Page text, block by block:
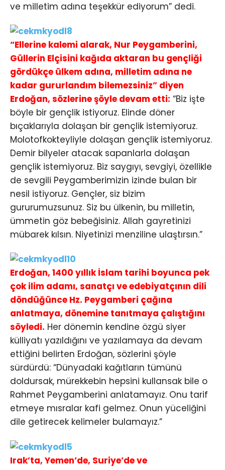
ve milletim adına teşekkür ediyorum” dedi.
“Ellerine kalemi alarak, Nur Peygamberini,
Güllerin Elçisini kağıda aktaran bu gençliği
gördükçe ülkem adına, milletim adına ne
kadar gururlandım bilemezsiniz” diyen
Erdoğan, sözlerine şöyle devam etti: “Biz işte
böyle bir gençlik istiyoruz. Elinde döner
bıçaklarıyla dolaşan bir gençlik istemiyoruz.
Molotofkokteyliyle dolaşan gençlik istemiyoruz.
Demir bilyeler atacak sapanlarla dolaşan
gençlik istemiyoruz. Biz saygıyı, sevgiyi, özellikle
de sevgili Peygamberimizin izinde bulan bir
nesil istiyoruz. Gençler, siz bizim
gururumuzsunuz. Siz bu ülkenin, bu milletin,
ümmetin göz bebeğisiniz. Allah gayretinizi
mübarek kılsın. Niyetinizi menziline ulaştırsın.”
Erdoğan, 1400 yıllık İslam tarihi boyunca pek
çok ilim adamı, sanatçı ve edebiyatçının dili
döndüğünce Hz. Peygamberi çağına
anlatmaya, dönemine tanıtmaya çalıştığını
söyledi. Her dönemin kendine özgü siyer
külliyatı yazıldığını ve yazılamaya da devam
ettiğini belirten Erdoğan, sözlerini şöyle
sürdürdü: “Dünyadaki kağıtların tümünü
doldursak, mürekkebin hepsini kullansak bile o
Rahmet Peygamberini anlatamayız. Onu tarif
etmeye mısralar kafi gelmez. Onun yüceliğini
dile getirecek kelimeler bulamayız.”
Irak’ta, Yemen’de, Suriye’de ve